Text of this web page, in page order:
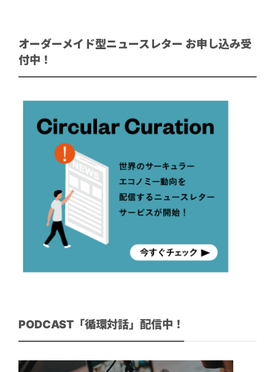
オーダーメイド型ニュースレター お申し込み受
付中！
PODCAST「循環対話」配信中！